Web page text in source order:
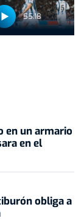
55:18
en un armario
en el
obliga a